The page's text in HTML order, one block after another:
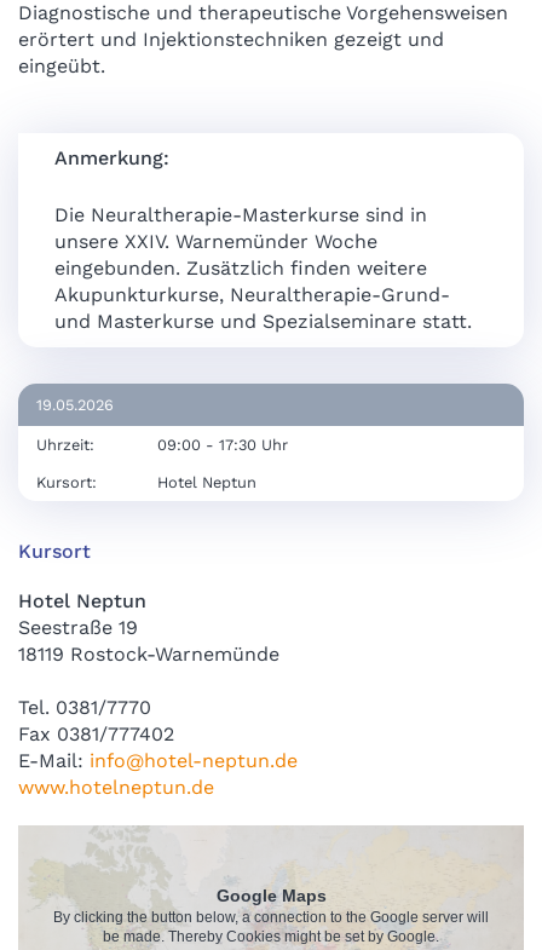
Diagnostische und therapeutische Vorgehensweisen
erörtert und Injektionstechniken gezeigt und
eingeübt.
Anmerkung:
Die Neuraltherapie-Masterkurse sind in
unsere XXIV. Warnemünder Woche
eingebunden. Zusätzlich finden weitere
Akupunkturkurse, Neuraltherapie-Grund-
und Masterkurse und Spezialseminare statt.
19.05.2026
Uhrzeit: 09:00 - 17:30 Uhr
Kursort: Hotel Neptun
Kursort
Hotel Neptun
Seestraße 19
18119 Rostock-Warnemünde
Tel. 0381/7770
Fax 0381/777402
E-Mail: info@hotel-neptun.de
www.hotelneptun.de
Google Maps
By clicking the button below, a connection to the Google server will
be made. Thereby Cookies might be set by Google.